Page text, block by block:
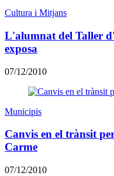
Cultura i Mitjans
L'alumnat del Taller
exposa
07/12/2010
Municipis
Canvis en el trànsit
Carme
07/12/2010